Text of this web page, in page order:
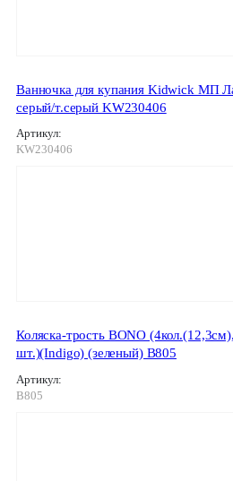
Ванночка для купания Kidwick МП
серый/т.серый KW230406
Артикул:
KW230406
Коляска-трость BONO
шт.)(Indigo) (зеленый) B805
Артикул:
B805